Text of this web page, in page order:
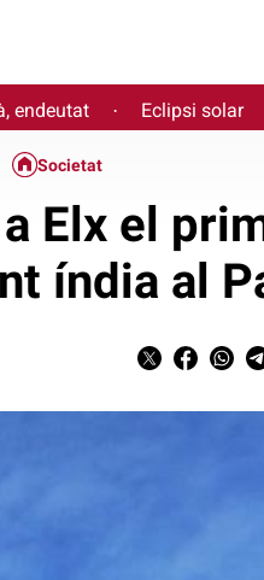
endeutat · Eclipsi solar
Societat
Elx el
índia al